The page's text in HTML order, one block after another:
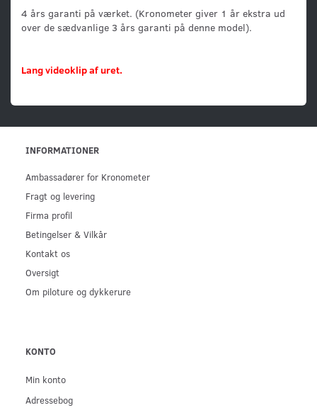
4 års garanti på værket. (Kronometer giver 1 år ekstra ud
over de sædvanlige 3 års garanti på denne model).
Lang videoklip af uret.
INFORMATIONER
Ambassadører for Kronometer
Fragt og levering
Firma profil
Betingelser & Vilkår
Kontakt os
Oversigt
Om piloture og dykkerure
KONTO
Min konto
Adressebog